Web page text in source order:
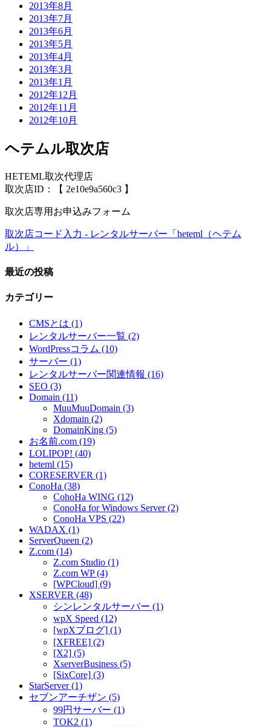
2013年8月
2013年7月
2013年6月
2013年5月
2013年4月
2013年3月
2013年1月
2012年12月
2012年11月
2012年10月
ヘテムル取次店
HETEML取次代理店
取次店ID：【 2e10e9a560c3 】
取次店専用お申込みフォーム
取次店コード入力 - レンタルサーバー「heteml（ヘテム
ル）」
最近の投稿
カテゴリー
CMSとは (1)
レンタルサーバー一覧 (2)
WordPressコラム (10)
サーバー (1)
レンタルサーバー関連情報 (16)
SEO (3)
Domain (11)
MuuMuuDomain (3)
Xdomain (2)
DomainKing (5)
お名前.com (19)
LOLIPOP! (40)
heteml (15)
CORESERVER (1)
ConoHa (38)
CohoHa WING (12)
ConoHa for Windows Server (2)
ConoHa VPS (22)
WADAX (1)
ServerQueen (2)
Z.com (14)
Z.com Studio (1)
Z.com WP (4)
[WPCloud] (9)
XSERVER (48)
シンレンタルサーバー (1)
wpX Speed (12)
[wpXブログ] (1)
[XFREE] (2)
[X2] (5)
XserverBusiness (5)
[SixCore] (3)
StarServer (1)
セブンアーチザン (5)
99円サーバー (1)
TOK2 (1)